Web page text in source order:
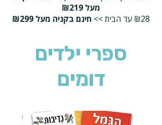
מעל ₪219
₪28 עד הבית >>
חינם בקניה מעל ₪299
ספרי ילדים
דומים